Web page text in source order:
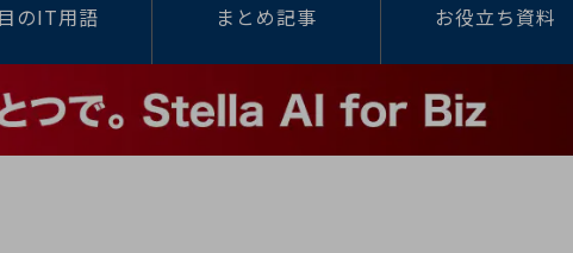
のIT用語 まとめ記事 お役立ち資料